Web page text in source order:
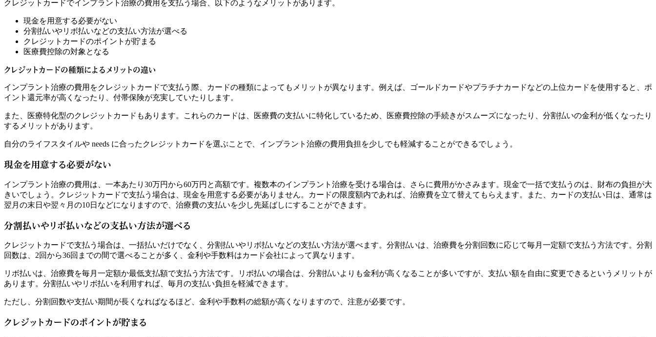
クレジットカードでインプラント治療の費用を支払う場合、以下のようなメリットがあります。
現金を用意する必要がない
分割払いやリボ払いなどの支払い方法が選べる
クレジットカードのポイントが貯まる
医療費控除の対象となる
クレジットカードの種類によるメリットの違い
インプラント治療の費用をクレジットカードで支払う際、カードの種類によってもメリットが異なります。例えば、ゴールドカードやプラチナカードなどの上位カードを使用すると、ポ
イント還元率が高くなったり、付帯保険が充実していたりします。
また、医療特化型のクレジットカードもあります。これらのカードは、医療費の支払いに特化しているため、医療費控除の手続きがスムーズになったり、分割払いの金利が低くなったり
するメリットがあります。
自分のライフスタイルや needs に合ったクレジットカードを選ぶことで、インプラント治療の費用負担を少しでも軽減することができるでしょう。
現金を用意する必要がない
インプラント治療の費用は、一本あたり30万円から60万円と高額です。複数本のインプラント治療を受ける場合は、さらに費用がかさみます。現金で一括で支払うのは、財布の負担が大
きいでしょう。クレジットカードで支払う場合は、現金を用意する必要がありません。カードの限度額内であれば、治療費を立て替えてもらえます。また、カードの支払い日は、通常は
翌月の末日や翌々月の10日などになりますので、治療費の支払いを少し先延ばしにすることができます。
分割払いやリボ払いなどの支払い方法が選べる
クレジットカードで支払う場合は、一括払いだけでなく、分割払いやリボ払いなどの支払い方法が選べます。分割払いは、治療費を分割回数に応じて毎月一定額で支払う方法です。分割
回数は、2回から36回までの間で選べることが多く、金利や手数料はカード会社によって異なります。
リボ払いは、治療費を毎月一定額か最低支払額で支払う方法です。リボ払いの場合は、分割払いよりも金利が高くなることが多いですが、支払い額を自由に変更できるというメリットが
あります。分割払いやリボ払いを利用すれば、毎月の支払い負担を軽減できます。
ただし、分割回数や支払い期間が長くなればなるほど、金利や手数料の総額が高くなりますので、注意が必要です。
クレジットカードのポイントが貯まる